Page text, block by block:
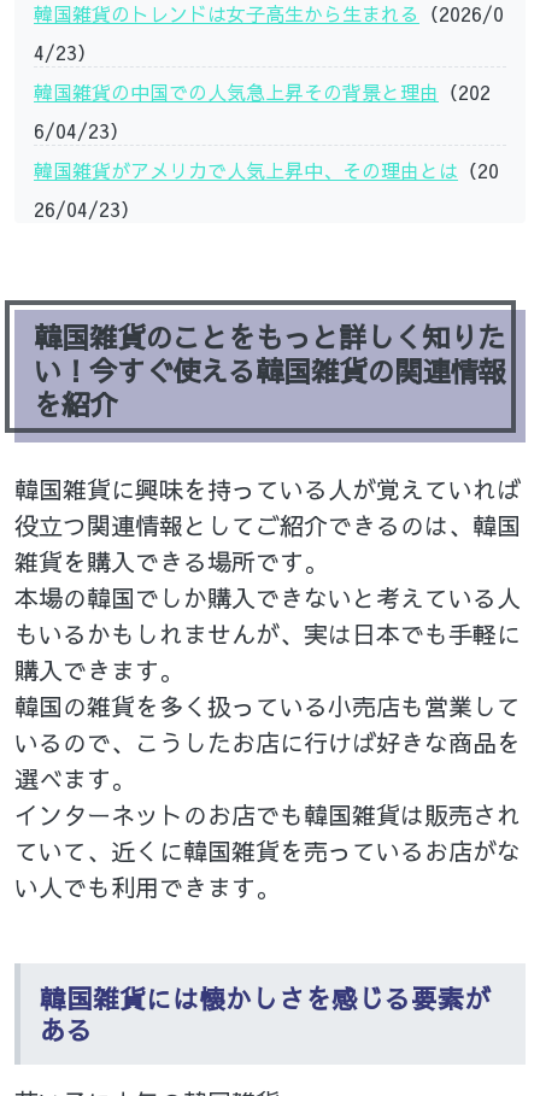
韓国雑貨のトレンドは女子高生から生まれる （2026/0
4/23）
韓国雑貨の中国での人気急上昇その背景と理由 （202
6/04/23）
韓国雑貨がアメリカで人気上昇中、その理由とは （20
26/04/23）
韓国雑貨のことをもっと詳しく知りた
い！今すぐ使える韓国雑貨の関連情報
を紹介
韓国雑貨に興味を持っている人が覚えていれば
役立つ関連情報としてご紹介できるのは、韓国
雑貨を購入できる場所です。
本場の韓国でしか購入できないと考えている人
もいるかもしれませんが、実は日本でも手軽に
購入できます。
韓国の雑貨を多く扱っている小売店も営業して
いるので、こうしたお店に行けば好きな商品を
選べます。
インターネットのお店でも韓国雑貨は販売され
ていて、近くに韓国雑貨を売っているお店がな
い人でも利用できます。
韓国雑貨には懐かしさを感じる要素が
ある